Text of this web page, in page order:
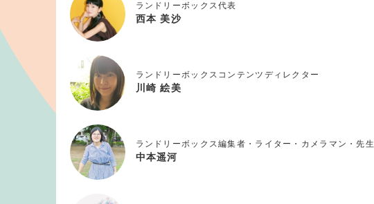
ランドリーボックス代表
西本 美沙
ランドリーボックスコンテンツディレクター
川崎 絵美
ランドリーボックス編集者・ライター・カメラマン・先生
中本遥河